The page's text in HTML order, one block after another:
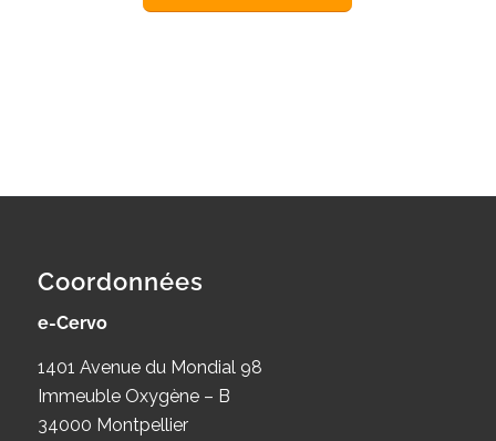
Coordonnées
e-Cervo
1401 Avenue du Mondial 98
Immeuble Oxygène – B
34000 Montpellier